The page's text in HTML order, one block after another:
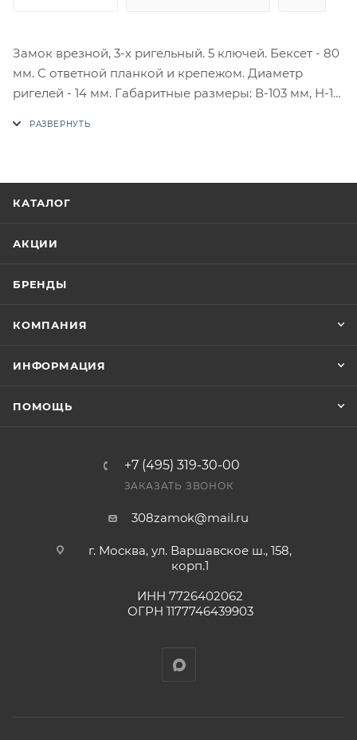
Замок врезной, 3-х ригельный. 5 ключей. Бексет - 80
мм. С ответной планкой и крепежом. Диаметр
ригелей - 14 мм. Габаритные размеры: В-103 мм, Н-112
окончательными. После оформления заказа
заказ был получен.
Конечная цена будет отображена в высланном
Фактом подтверждения покупки будет считаться
КАТАЛОГ
АКЦИИ
БРЕНДЫ
КОМПАНИЯ
ИНФОРМАЦИЯ
ПОМОЩЬ
+7 (495) 319-30-00
ЗАКАЗАТЬ ЗВОНОК
308zamok@mail.ru
г. Москва, ул. Варшавское ш., 158,
корп.1
ИНН 7726402062
ОГРН 1177746439903